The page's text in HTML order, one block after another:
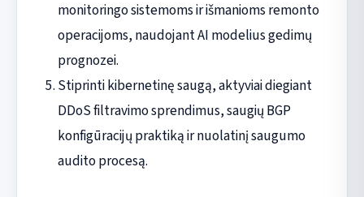
monitoringo sistemoms ir išmanioms remonto
operacijoms, naudojant AI modelius gedimų
prognozei.
Stiprinti kibernetinę saugą, aktyviai diegiant
DDoS filtravimo sprendimus, saugių BGP
konfigūracijų praktiką ir nuolatinį saugumo
audito procesą.